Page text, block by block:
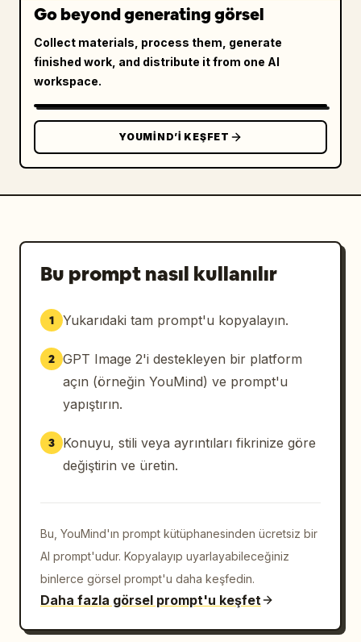
görseline, burgere doğru giden noktalı
sahiptir. 4 vurgu şunlardır: 1) "澳洲和牛 / 粗
绞肉饼" etiketli mermer desenli çiğ wagyu
bifteği; 2) "法式鹅肝 / 双面焦脆" etiketli
mühürlenmiş kaz ciğeri madalyonları; 3) "黑松
露酱 / 块菌含量≥12%" etiketli siyah trüf
mantarı sosu kasesi; 4) "布里欧修面包 / 黄油比例
18%" etiketli parlak brioche tarzı ekmek.
rengi yuvarlak bir kart ekleyin. İçine
dairesel koyu simgeler ve Çince metinlerle
tam olarak 4 adet alt alta fayda satırı
肝"; 2) spatula veya bıçak simgesi, "现点现煎
达+马苏+帕森"; 4) paket servis kutusu simgesi,
"手提单盒 / 不塌不湿".
koyu kahverengi kaba fırça darbeli bir fiyat
bandı yerleştirin. Üzerine küçük turuncu
"PRICE" yazısını ve büyük beyaz
dönük bir ok içeren, ana hatları belirgin
yuvarlak bir harekete geçirici mesaj butonu
ekleyin.
Alt bilgi (Footer): İnce bir yatay çizgi
ekleyin, ardından küçük Çince alt bilgi
Go beyond generating görsel
Collect materials, process them, generate
finished work, and distribute it from one AI
workspace.
YOUMIND’I KEŞFET
Bu prompt nasıl kullanılır
1 Yukarıdaki tam prompt'u kopyalayın.
2 GPT Image 2'i destekleyen bir platform
açın (örneğin YouMind) ve prompt'u
yapıştırın.
3
Konuyu, stili veya ayrıntıları fikrinize göre
değiştirin ve üretin.
Bu, YouMind'ın prompt kütüphanesinden ücretsiz bir
AI prompt'udur. Kopyalayıp uyarlayabileceğiniz
binlerce görsel prompt'u daha keşfedin.
Daha fazla görsel prompt'u keşfet